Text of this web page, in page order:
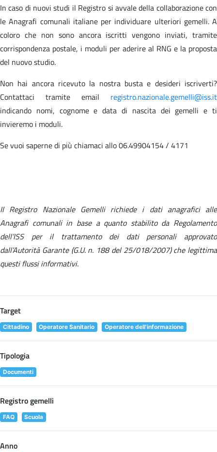
In caso di nuovi studi il Registro si avvale della collaborazione con
le Anagrafi comunali italiane per individuare ulteriori gemelli. A
coloro che non sono ancora iscritti vengono inviati, tramite
corrispondenza postale, i moduli per aderire al RNG e la proposta
del nuovo studio.
Non hai ancora ricevuto la nostra busta e desideri iscriverti?
Contattaci tramite email registro.nazionale.gemelli@iss.it
indicando nomi, cognome e data di nascita dei gemelli e ti
invieremo i moduli.
Se vuoi saperne di più chiamaci allo 06.49904154 / 4171
Il Registro Nazionale Gemelli richiede i dati anagrafici alle
Anagrafi comunali in base a quanto stabilito da Regolamento
dell’ISS per il trattamento dei dati personali approvato
dall’Autorità Garante (G.U. n. 188 del 25/018/2007) che legittima
questi flussi informativi.
Target
Cittadino Operatore Sanitario Operatore dell'informazione
Tipologia
Documenti
Registro gemelli
FAQ Scuola
Anno